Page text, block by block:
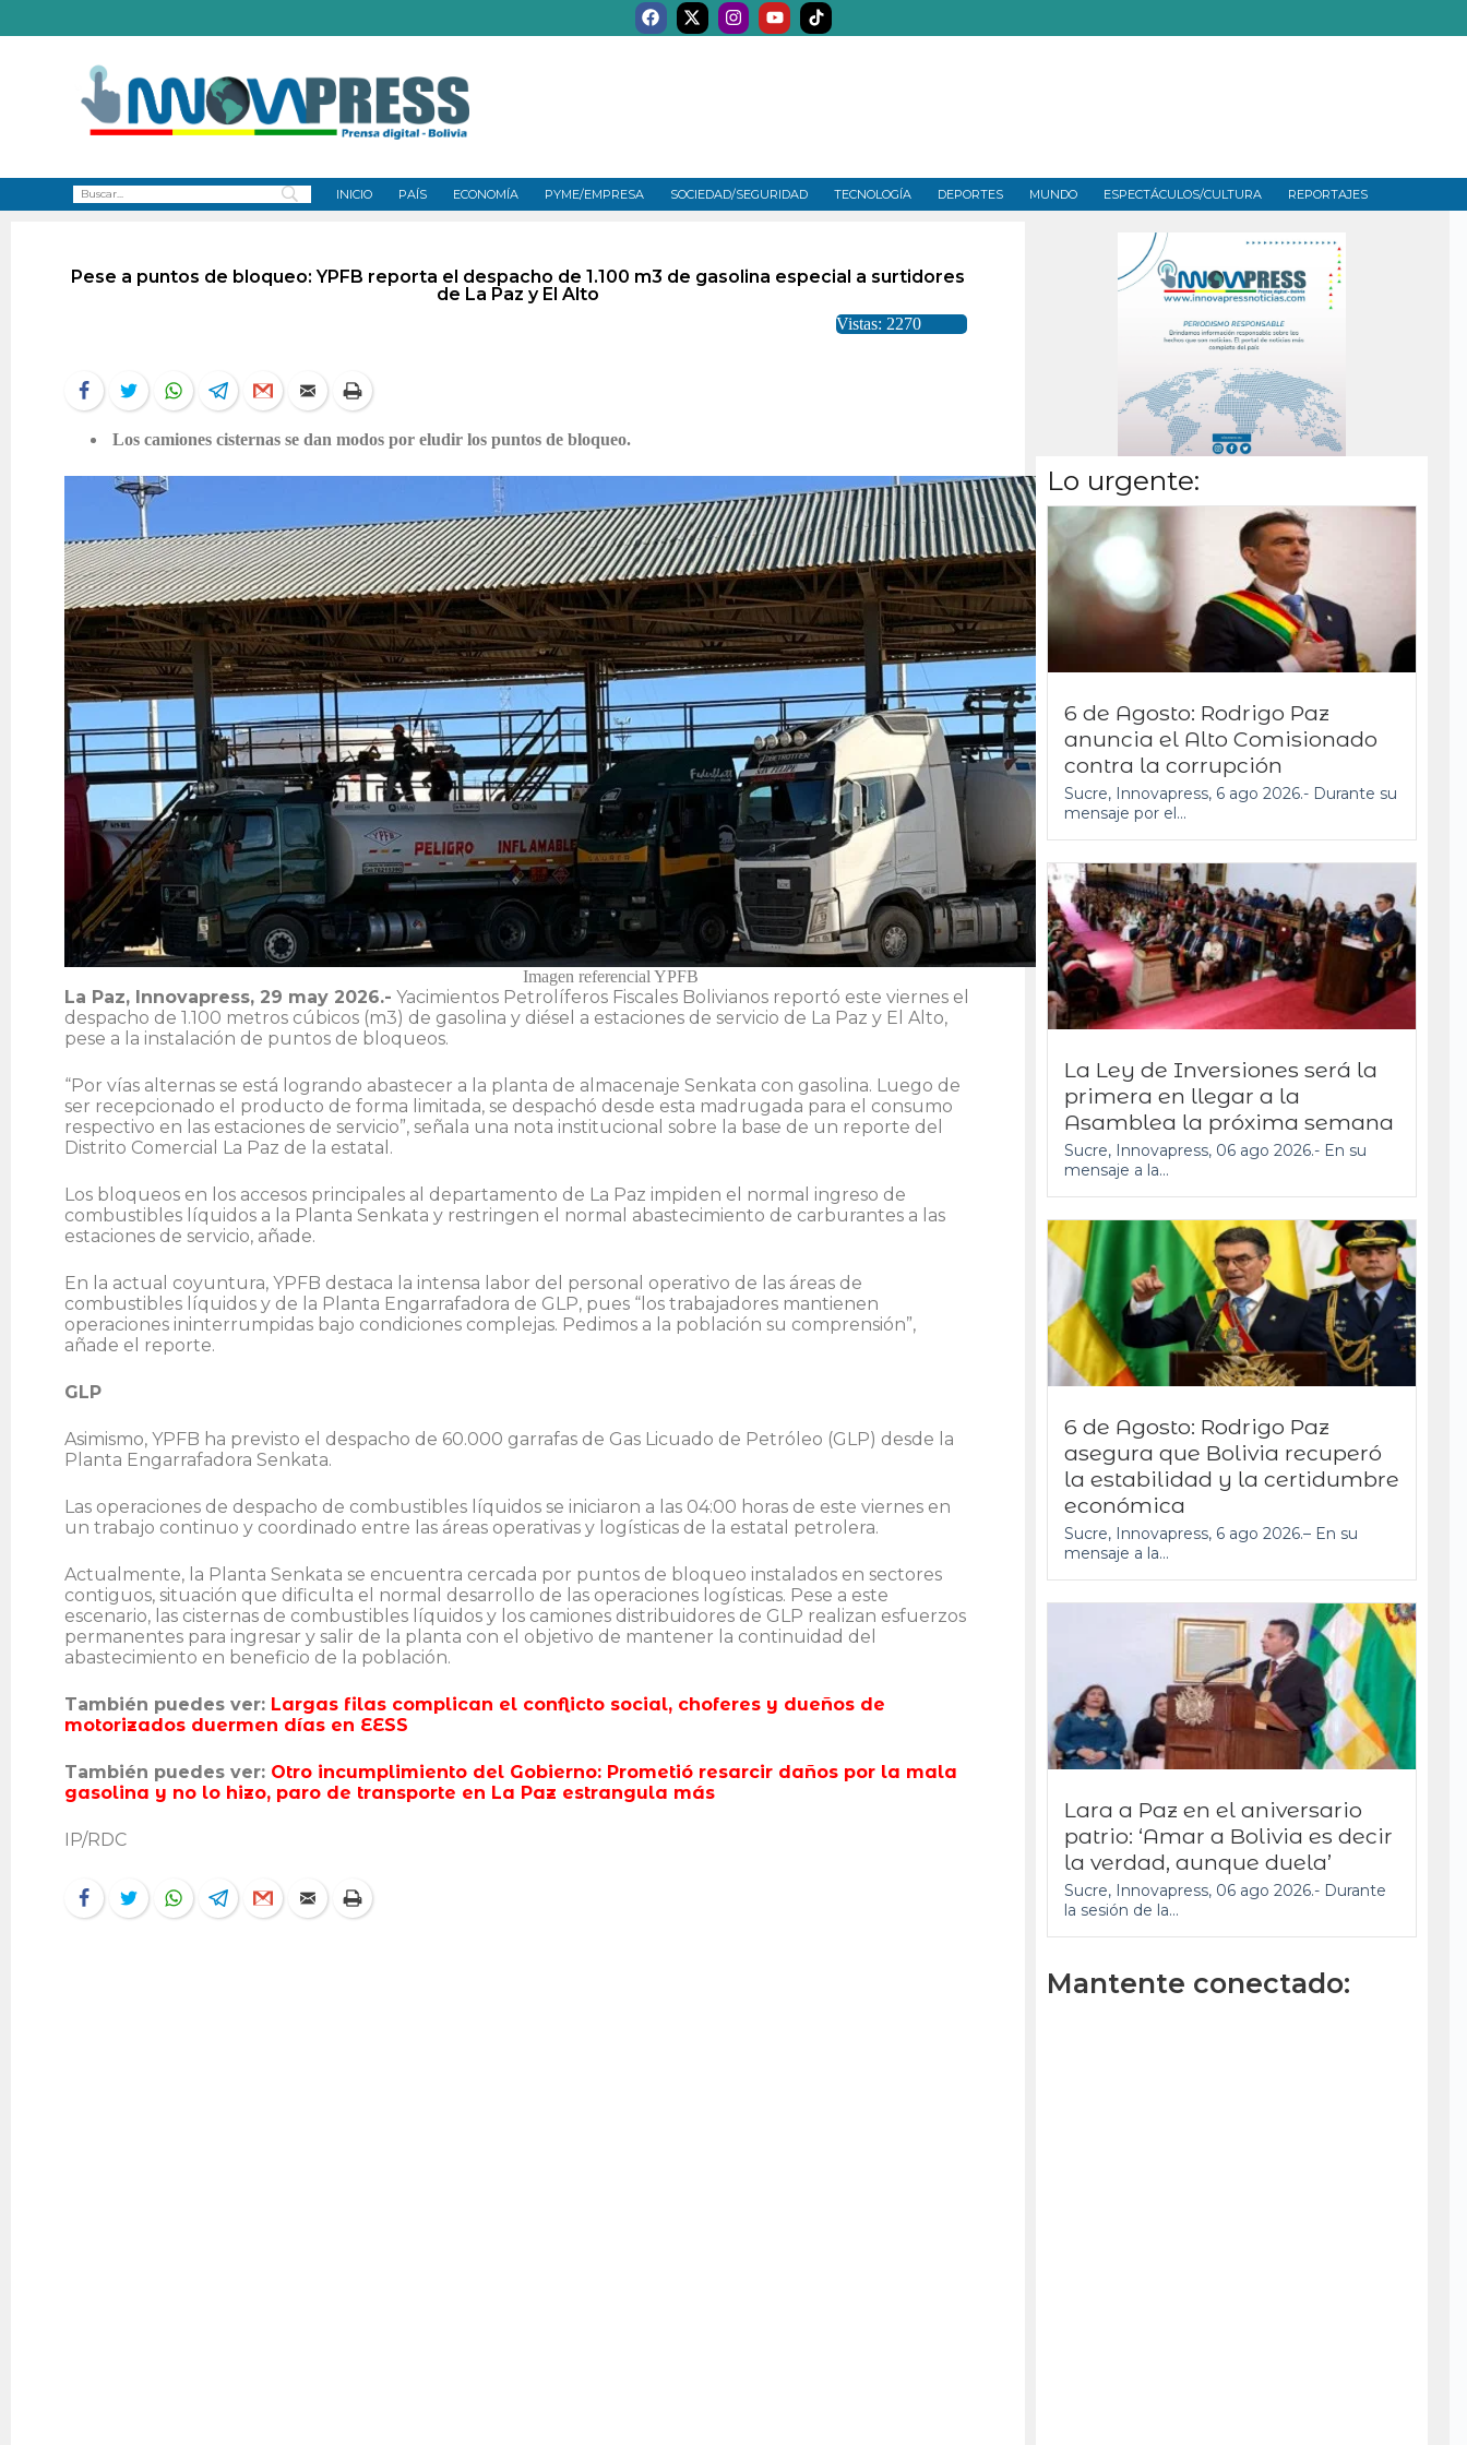
INICIO PAÍS ECONOMÍA PYME/EMPRESA SOCIEDAD/SEGURIDAD TECNOLOGÍA DEPORTES MUNDO ESPECTÁCULOS/CULTURA REPORTAJES
Pese a puntos de bloqueo: YPFB reporta el despacho de 1.100 m3 de gasolina especial a surtidores
de La Paz y El Alto
Vistas: 2270
Los camiones cisternas se dan modos por eludir los puntos de bloqueo.
Imagen referencial YPFB
La Paz, Innovapress, 29 may 2026.- Yacimientos Petrolíferos Fiscales Bolivianos reportó este viernes el
despacho de 1.100 metros cúbicos (m3) de gasolina y diésel a estaciones de servicio de La Paz y El Alto,
pese a la instalación de puntos de bloqueos.
“Por vías alternas se está logrando abastecer a la planta de almacenaje Senkata con gasolina. Luego de
ser recepcionado el producto de forma limitada, se despachó desde esta madrugada para el consumo
respectivo en las estaciones de servicio”, señala una nota institucional sobre la base de un reporte del
Distrito Comercial La Paz de la estatal.
Los bloqueos en los accesos principales al departamento de La Paz impiden el normal ingreso de
combustibles líquidos a la Planta Senkata y restringen el normal abastecimiento de carburantes a las
estaciones de servicio, añade.
En la actual coyuntura, YPFB destaca la intensa labor del personal operativo de las áreas de
combustibles líquidos y de la Planta Engarrafadora de GLP, pues “los trabajadores mantienen
operaciones ininterrumpidas bajo condiciones complejas. Pedimos a la población su comprensión”,
añade el reporte.
GLP
Asimismo, YPFB ha previsto el despacho de 60.000 garrafas de Gas Licuado de Petróleo (GLP) desde la
Planta Engarrafadora Senkata.
Las operaciones de despacho de combustibles líquidos se iniciaron a las 04:00 horas de este viernes en
un trabajo continuo y coordinado entre las áreas operativas y logísticas de la estatal petrolera.
Actualmente, la Planta Senkata se encuentra cercada por puntos de bloqueo instalados en sectores
contiguos, situación que dificulta el normal desarrollo de las operaciones logísticas. Pese a este
escenario, las cisternas de combustibles líquidos y los camiones distribuidores de GLP realizan esfuerzos
permanentes para ingresar y salir de la planta con el objetivo de mantener la continuidad del
abastecimiento en beneficio de la población.
También puedes ver: Largas filas complican el conflicto social, choferes y dueños de
motorizados duermen días en EESS
También puedes ver: Otro incumplimiento del Gobierno: Prometió resarcir daños por la mala
gasolina y no lo hizo, paro de transporte en La Paz estrangula más
IP/RDC
Lo urgente:
6 de Agosto: Rodrigo Paz
anuncia el Alto Comisionado
contra la corrupción
Sucre, Innovapress, 6 ago 2026.- Durante su
mensaje por el...
La Ley de Inversiones será la
primera en llegar a la
Asamblea la próxima semana
Sucre, Innovapress, 06 ago 2026.- En su
mensaje a la...
6 de Agosto: Rodrigo Paz
asegura que Bolivia recuperó
la estabilidad y la certidumbre
económica
Sucre, Innovapress, 6 ago 2026.– En su
mensaje a la...
Lara a Paz en el aniversario
patrio: ‘Amar a Bolivia es decir
la verdad, aunque duela’
Sucre, Innovapress, 06 ago 2026.- Durante
la sesión de la...
Mantente conectado: